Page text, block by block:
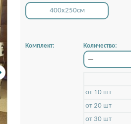
400x250см
Комплект: Количество:
от 10 шт
от 20 шт
от 30 шт